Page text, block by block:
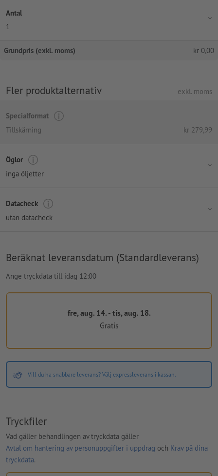
Antal
1
Grundpris (exkl. moms) kr 0,00
Fler produktalternativ exkl. moms
Specialformat
Tillskärning
kr 279,99
Öglor
inga öljetter
Datacheck
utan datacheck
Beräknat leveransdatum (Standardleverans)
Ange tryckdata till idag 12:00
fre, aug. 14. - tis, aug. 18.
Gratis
Vill du ha snabbare leverans? Välj expressleverans i kassan.
Tryckfiler
Vad gäller behandlingen av tryckdata gäller
Avtal om hantering av personuppgifter i uppdrag och Krav på dina
tryckdata.